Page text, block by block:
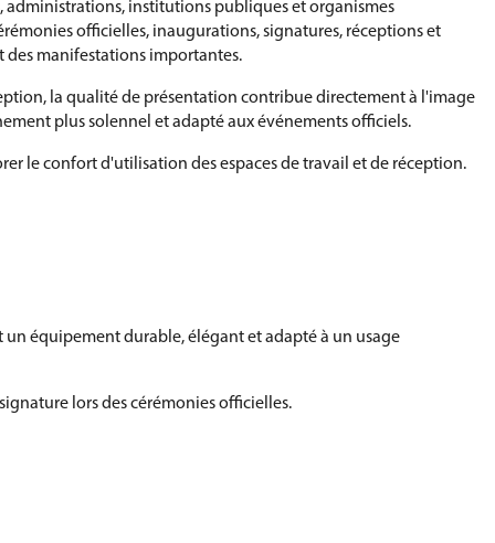
administrations, institutions publiques et organismes
officielles, inaugurations, signatures, réceptions et
manifestations importantes.
la qualité de présentation contribue directement à l'image
plus solennel et adapté aux événements officiels.
le confort d'utilisation des espaces de travail et de réception.
équipement durable, élégant et adapté à un usage
lors des cérémonies officielles.